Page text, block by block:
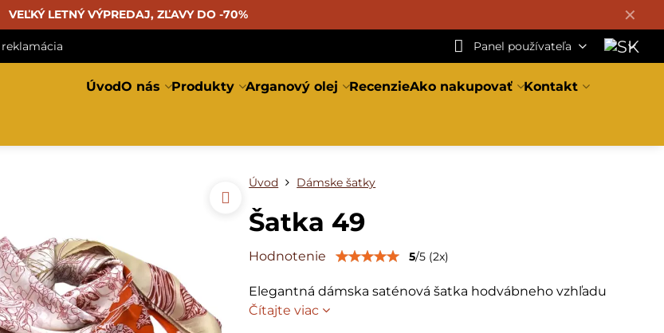
✕
VEĽKÝ LETNÝ VÝPREDAJ, ZĽAVY DO -70%
Panel používateľa
ÚvodO nás Produkty Arganový olej RecenzieAko nakupovať Kontakt
Úvod Dámske šatky
Šatka 49
Hodnotenie 5/5 (2x)
Elegantná dámska saténová šatka hodvábneho vzhľadu
Čítajte viac